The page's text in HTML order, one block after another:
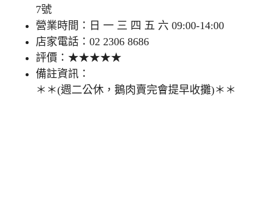
7號
營業時間：日 一 三 四 五 六 09:00-14:00
店家電話：02 2306 8686
評價：★★★★★
備註資訊：
＊＊(週二公休，鵝肉賣完會提早收攤)＊＊